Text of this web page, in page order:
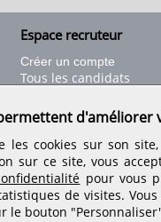
Espace recruteur
Créer un compte
Tous les candidats
Déposer une offre de
Nos tarifs
d'améliorer
les cookies sur son
sur ce site, vous
pour vous
de visites.
le bouton